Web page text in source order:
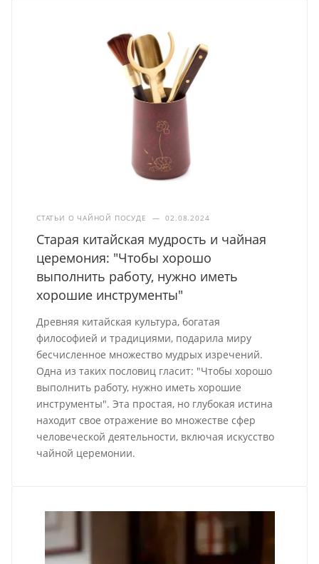
СТАТЬИ О ЧАЙНОЙ ПОСУДЕ — 02.08.2024
Старая китайская мудрость и чайная
церемония: "Чтобы хорошо
выполнить работу, нужно иметь
хорошие инструменты"
Древняя китайская культура, богатая
философией и традициями, подарила миру
бесчисленное множество мудрых изречений.
Одна из таких пословиц гласит: "Чтобы хорошо
выполнить работу, нужно иметь хорошие
инструменты". Эта простая, но глубокая истина
находит свое отражение во множестве сфер
человеческой деятельности, включая искусство
чайной церемонии.